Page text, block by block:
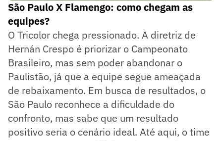
São Paulo X Flamengo: como chegam as
equipes?
O Tricolor chega pressionado. A diretriz de
Hernán Crespo é priorizar o Campeonato
Brasileiro, mas sem poder abandonar o
Paulistão, já que a equipe segue ameaçada
de rebaixamento. Em busca de resultados, o
São Paulo reconhece a dificuldade do
confronto, mas sabe que um resultado
positivo seria o cenário ideal. Até aqui, o time